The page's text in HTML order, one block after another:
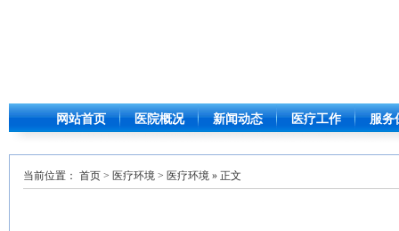
网站首页 医院概况 新闻动态 医疗工作 服务
当前位置： 首页 > 医疗环境 > 医疗环境 » 正文